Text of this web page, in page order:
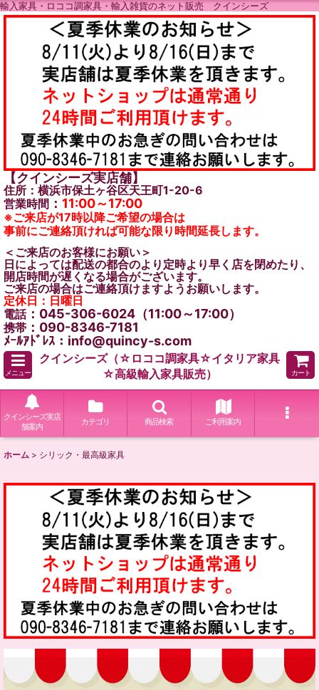
輸入家具・ロココ調家具・輸入雑貨のネット販売 クインシーズ
【クインシーズ実店舗】
住所：横浜市保土ヶ谷区天王町1-20-6
営業時間 ： 11:00～17:00
※ご来店が17時以降ご希望の場合は
事前にご連絡頂ければ可能な限り時間延長します。
＜ご来店のお客様にお願い＞
日によっては配送の都合のより定時より早く店を閉めたり、
開店時間が遅くなる場合がございます。
ご来店の場合はご連絡頂けますようお願いします。
定休日：日曜日
電話：045-306-6024（11:00～17:00）
携帯 ：090-8346-7181
ﾒｰﾙｱﾄﾞﾚｽ：info@quincy-s.com
メニュー
クインシーズ（☆ロココ調家具☆イタリア家具
☆高級輸入家具販売）
カート
クインシーズ実店
舗案内
カテゴリ 商品検索 ご利用案内
ホーム > シリック・最高級家具